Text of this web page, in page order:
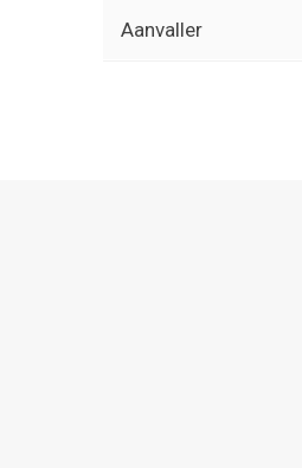
Aanvaller